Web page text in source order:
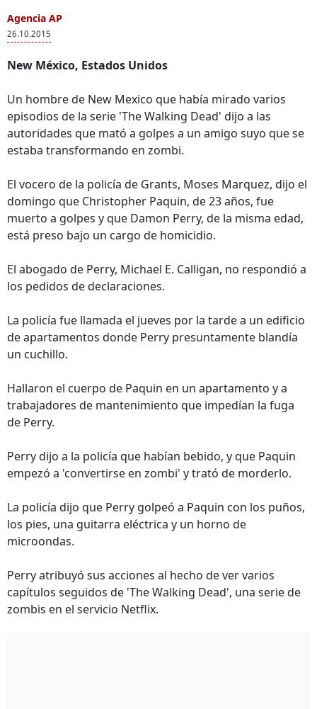
Agencia AP
26.10.2015
New México, Estados Unidos
Un hombre de New Mexico que había mirado varios
episodios de la serie 'The Walking Dead' dijo a las
autoridades que mató a golpes a un amigo suyo que se
estaba transformando en zombi.
El vocero de la policía de Grants, Moses Marquez, dijo el
domingo que Christopher Paquin, de 23 años, fue
muerto a golpes y que Damon Perry, de la misma edad,
está preso bajo un cargo de homicidio.
El abogado de Perry, Michael E. Calligan, no respondió a
los pedidos de declaraciones.
La policía fue llamada el jueves por la tarde a un edificio
de apartamentos donde Perry presuntamente blandía
un cuchillo.
Hallaron el cuerpo de Paquin en un apartamento y a
trabajadores de mantenimiento que impedían la fuga
de Perry.
Perry dijo a la policía que habían bebido, y que Paquin
empezó a 'convertirse en zombi' y trató de morderlo.
La policía dijo que Perry golpeó a Paquin con los puños,
los pies, una guitarra eléctrica y un horno de
microondas.
Perry atribuyó sus acciones al hecho de ver varios
capítulos seguidos de 'The Walking Dead', una serie de
zombis en el servicio Netflix.